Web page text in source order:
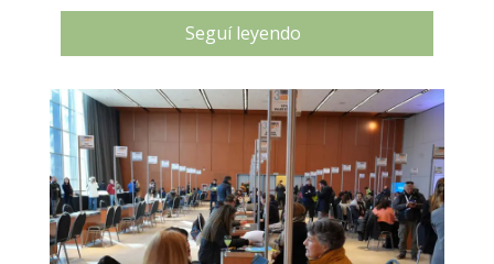
Seguí leyendo